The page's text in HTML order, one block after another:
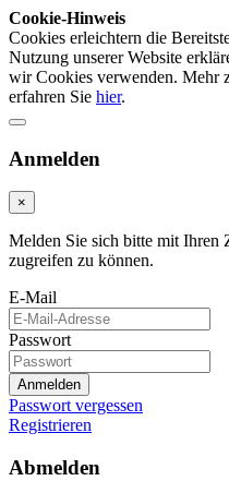
Cookie-Hinweis
Cookies erleichtern die
Nutzung unserer Website
wir Cookies verwenden. Mehr
erfahren Sie hier.
Anmelden
×
Melden Sie sich bitte mit Ihren
zugreifen zu können.
E-Mail
Passwort
Anmelden
Passwort vergessen
Registrieren
Abmelden